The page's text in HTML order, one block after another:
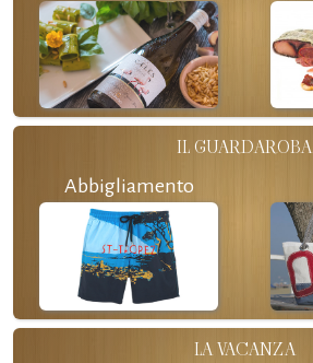
IL GUARDAROBA
Abbigliamento
LA VACANZA